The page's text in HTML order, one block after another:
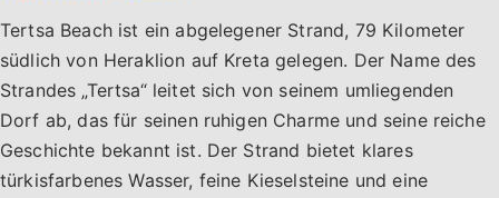
Tertsa Beach ist ein abgelegener Strand, 79 Kilometer
südlich von Heraklion auf Kreta gelegen. Der Name des
Strandes „Tertsa“ leitet sich von seinem umliegenden
Dorf ab, das für seinen ruhigen Charme und seine reiche
Geschichte bekannt ist. Der Strand bietet klares
türkisfarbenes Wasser, feine Kieselsteine und eine